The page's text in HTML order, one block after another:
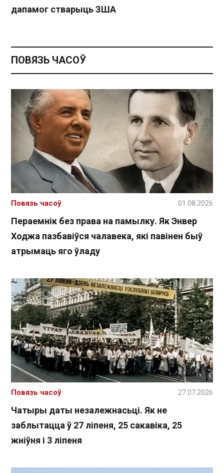
дапамог стварыць ЗША
ПОВЯЗЬ ЧАСОЎ
Пераемнік без права на памылку. Як Энвер
Ходжа пазбавіўся чалавека, які павінен быў
атрымаць яго ўладу
Повязь часоў 01.08.2026
Чатыры даты незалежнасьці. Як не
заблытацца ў 27 ліпеня, 25 сакавіка, 25
жніўня і 3 ліпеня
Повязь часоў 27.07.2026